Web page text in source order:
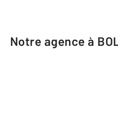
Notre agence à